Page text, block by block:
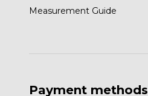
Measurement Guide
Payment methods